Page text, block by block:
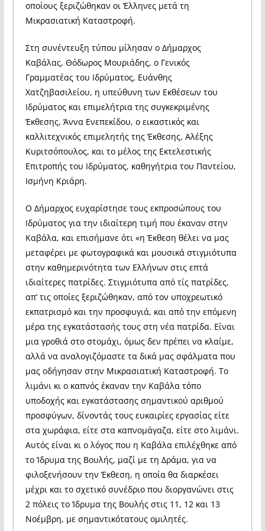
οποίους ξεριζώθηκαν οι Έλληνες μετά τη
Μικρασιατική Καταστροφή.
Στη συνέντευξη τύπου μίλησαν ο Δήμαρχος
Καβάλας, Θόδωρος Μουριάδης, ο Γενικός
Γραμματέας του Ιδρύματος, Ευάνθης
Χατζηβασιλείου, η υπεύθυνη των Εκθέσεων του
Ιδρύματος και επιμελήτρια της συγκεκριμένης
Έκθεσης, Άννα Ενεπεκίδου, ο εικαστικός και
καλλιτεχνικός επιμελητής της Έκθεσης, Αλέξης
Κυριτσόπουλος, και το μέλος της Εκτελεστικής
Επιτροπής του Ιδρύματος, καθηγήτρια του Παντείου,
Ισμήνη Κριάρη.
Ο Δήμαρχος ευχαρίστησε τους εκπροσώπους του
Ιδρύματος για την ιδιαίτερη τιμή που έκαναν στην
Καβάλα, και επισήμανε ότι «η Έκθεση θέλει να μας
μεταφέρει με φωτογραφικά και μουσικά στιγμιότυπα
στην καθημερινότητα των Ελλήνων στις επτά
ιδιαίτερες πατρίδες. Στιγμιότυπα από τίς πατρίδες,
απ’ τις οποίες ξεριζώθηκαν, από τον υποχρεωτικό
εκπατρισμό και την προσφυγιά, και από την επόμενη
μέρα της εγκατάστασής τους στη νέα πατρίδα. Είναι
μια γροθιά στο στομάχι, όμως δεν πρέπει να κλαίμε,
αλλά να αναλογιζόμαστε τα δικά μας σφάλματα που
μας οδήγησαν στην Μικρασιατική Καταστροφή. Το
λιμάνι κι ο καπνός έκαναν την Καβάλα τόπο
υποδοχής και εγκατάστασης σημαντικού αριθμού
προσφύγων, δίνοντάς τους ευκαιρίες εργασίας είτε
στα χωράφια, είτε στα καπνομάγαζα, είτε στο λιμάνι.
Αυτός είναι κι ο λόγος που η Καβάλα επιλέχθηκε από
το Ίδρυμα της Βουλής, μαζί με τη Δράμα, για να
φιλοξενήσουν την Έκθεση, η οποία θα διαρκέσει
μέχρι και το σχετικό συνέδριο που διοργανώνει στις
2 πόλεις το Ίδρυμα της Βουλής στις 11, 12 και 13
Νοέμβρη, με σημαντικότατους ομιλητές.